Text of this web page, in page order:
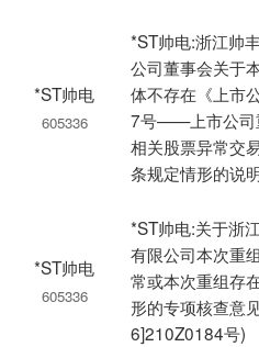
*ST帅电
605336
*ST帅电:浙江帅
公司董事会关于
体不存在《上市
7号——上市公司
相关股票异常交
条规定情形的说
*ST帅电
605336
*ST帅电:关于浙
有限公司本次重
常或本次重组存
形的专项核查意
6]210Z0184号)